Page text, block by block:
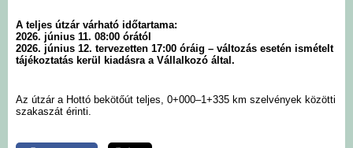
Pályázatok
A teljes útzár várható időtartama:
2026. június 11. 08:00 órától
2026. június 12. tervezetten 17:00 óráig – változás esetén ismételt
tájékoztatás kerül kiadásra a Vállalkozó által.
Az útzár a Hottó bekötőút teljes, 0+000–1+335 km szelvények közötti
szakaszát érinti.